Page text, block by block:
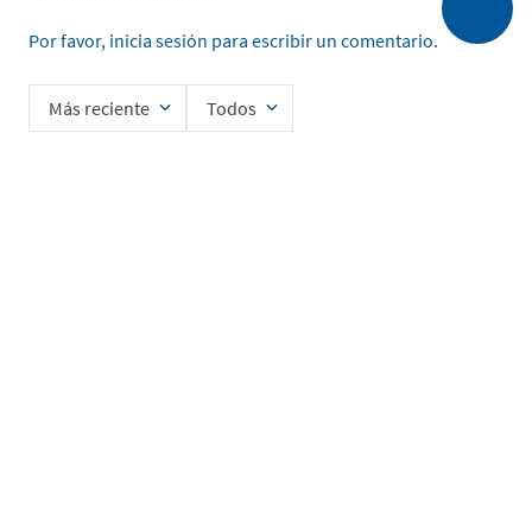
Por favor, inicia sesión para escribir un comentario.
Más reciente Todos